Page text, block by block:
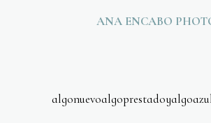
ANA ENCABO